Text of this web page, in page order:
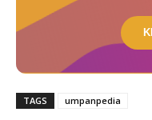
TAGS umpanpedia